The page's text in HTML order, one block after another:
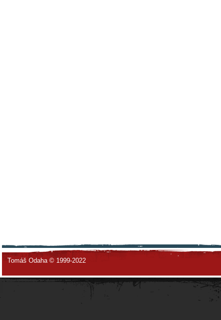
Tomáš Odaha © 1999-2022